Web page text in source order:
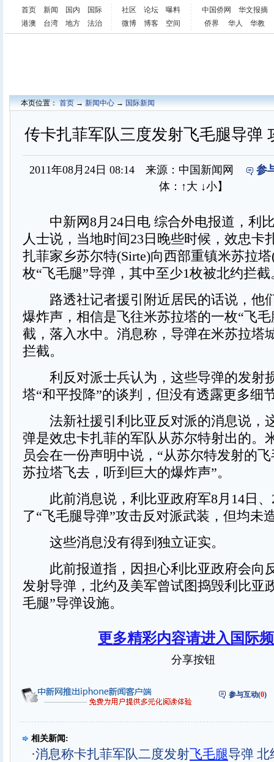
首页 新闻 国内
国际
港澳
台湾 地方 法治
社区 论坛
曝料
微博
博客 空间
中国侨网
华文报摘
侨界
华人 华教
本页位置：首页→新闻中心→国际新闻
传卡扎菲军队三度发射飞毛腿导弹
2011年08月24日 08:14 来源：中国新闻网
参
体： ↑大 ↓小】
中新网8月24日电 综合外电报道，利
人士说，当地时间23日晚些时候，效忠卡
扎菲家乡苏尔特(Sirte)向西部重镇米苏拉
枚“飞毛腿”导弹，其中至少1枚被北约拦截
路透社记者援引附近居民的话说，他
爆炸声，相信是飞往米苏拉塔的一枚“飞
截，落入水中。消息称，导弹在米苏拉塔
拦截。
利反对派士兵认为，这些导弹的发射
塔“和平投降”的谈判，但没有透露更多细
法新社援引利比亚反对派的消息说，
弹是效忠卡扎菲的军队从苏尔特射出的。
员会在一份声明中说，“从苏尔特发射的
苏拉塔飞去，听到巨大的爆炸声”。
此前消息说，利比亚政府军8月14日、
了“飞毛腿导弹”攻击反对派武装，但均未
这些消息没有得到独立证实。
此前报道指，因担心利比亚政府会向
发射导弹，北约及美军曾试图捣毁利比亚
毛腿”导弹设施。
更多精彩内容请进入国际
分享按钮
参与互动(0)
相关新闻:
·消息称卡扎菲军队二度发射飞毛腿导弹 北